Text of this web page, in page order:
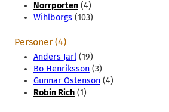
Norrporten (4)
Wihlborgs (103)
Personer (4)
Anders Jarl (19)
Bo Henriksson (3)
Gunnar Östenson (4)
Robin Rich (1)